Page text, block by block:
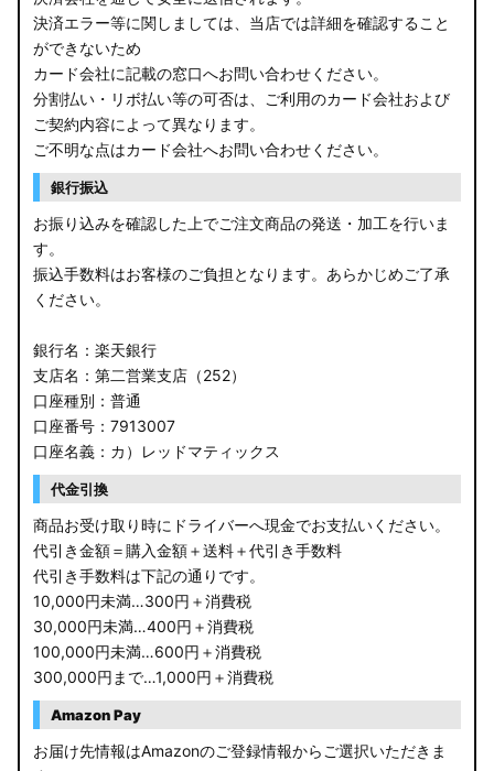
決済エラー等に関しましては、当店では詳細を確認すること
ができないため
カード会社に記載の窓口へお問い合わせください。
分割払い・リボ払い等の可否は、ご利用のカード会社および
ご契約内容によって異なります。
ご不明な点はカード会社へお問い合わせください。
銀行振込
お振り込みを確認した上でご注文商品の発送・加工を行いま
す。
振込手数料はお客様のご負担となります。あらかじめご了承
ください。
銀行名：楽天銀行
支店名：第二営業支店（252）
口座種別：普通
口座番号：7913007
口座名義：カ）レッドマティックス
代金引換
商品お受け取り時にドライバーへ現金でお支払いください。
代引き金額＝購入金額＋送料＋代引き手数料
代引き手数料は下記の通りです。
10,000円未満…300円＋消費税
30,000円未満…400円＋消費税
100,000円未満…600円＋消費税
300,000円まで…1,000円＋消費税
Amazon Pay
お届け先情報はAmazonのご登録情報からご選択いただきま